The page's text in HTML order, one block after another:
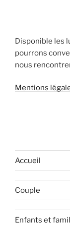
Disponible les
pourrons
nous
Mentions
Accueil
Couple
Enfants et